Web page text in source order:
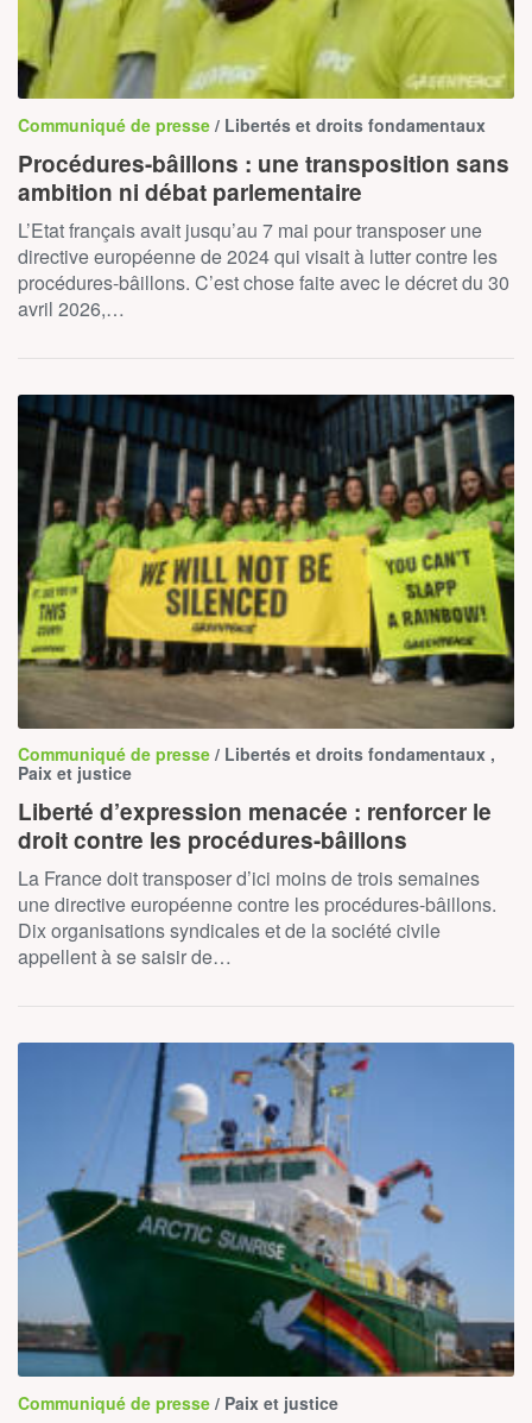
Communiqué de presse / Libertés et droits fondamentaux
Procédures-bâillons : une transposition sans
ambition ni débat parlementaire
L’Etat français avait jusqu’au 7 mai pour transposer une
directive européenne de 2024 qui visait à lutter contre les
procédures-bâillons. C’est chose faite avec le décret du 30
avril 2026,…
Communiqué de presse / Libertés et droits fondamentaux ,
Paix et justice
Liberté d’expression menacée : renforcer le
droit contre les procédures-bâillons
La France doit transposer d’ici moins de trois semaines
une directive européenne contre les procédures-bâillons.
Dix organisations syndicales et de la société civile
appellent à se saisir de…
Communiqué de presse / Paix et justice